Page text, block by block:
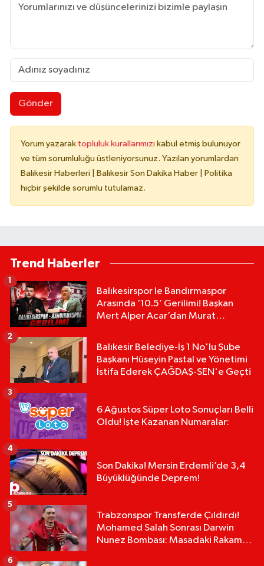
Gönder
Yorum yazarak topluluk kurallarımızı kabul etmiş bulunuyor
ve tüm sorumluluğu üstleniyorsunuz. Yazılan yorumlardan
Balıkesir Haberleri | Balıkesir Son Dakika Haber | Politika
hiçbir şekilde sorumlu tutulamaz.
Trend Haberler
Balıkesirspor le Bandırmaspor
Arasında ‘10.5’ Gerilimi! Başkan
Mert Alper Acar’dan Murat
1
Balıkesir Belediye-İş 1 No'lu Şube
Başkanı Hüseyin Pastal ve Yönetimi
İstifa Ederek ÇAĞDAŞ-SEN'e Geçti
2
6 Ağustos Süper Loto Sonuçları Belli
Oldu! İşte Kazanan Numaralar:
3
Son Dakika! Mersin Erdemli’de 3,4
Büyüklüğünde Deprem!
4
Trabzonspor Transferde Çıldırdı!
Mohamed Salah Sonrası Darwin
Nunez Bombası: Masadaki Rakam
5
6